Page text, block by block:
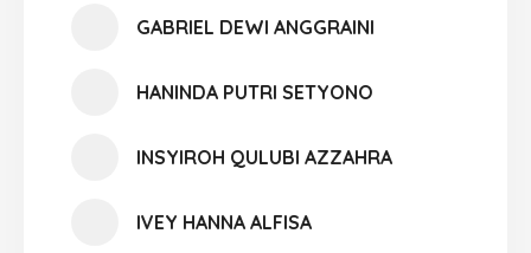
GABRIEL DEWI ANGGRAINI
HANINDA PUTRI SETYONO
INSYIROH QULUBI AZZAHRA
IVEY HANNA ALFISA